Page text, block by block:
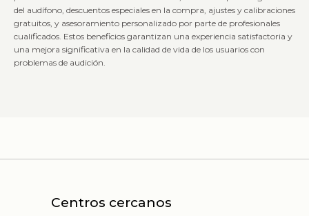
del audífono, descuentos especiales en la compra, ajustes y calibraciones
gratuitos, y asesoramiento personalizado por parte de profesionales
cualificados. Estos beneficios garantizan una experiencia satisfactoria y
una mejora significativa en la calidad de vida de los usuarios con
problemas de audición.
Centros cercanos